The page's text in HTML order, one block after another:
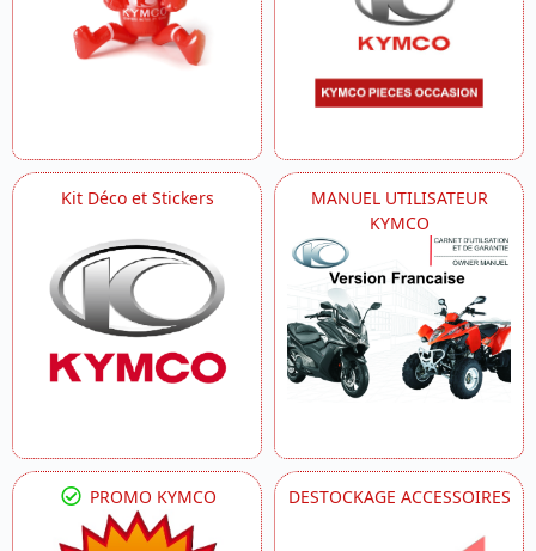
Kit Déco et Stickers
MANUEL UTILISATEUR
KYMCO
PROMO KYMCO DESTOCKAGE ACCESSOIRES